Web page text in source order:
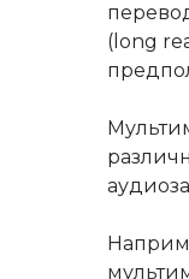
(long